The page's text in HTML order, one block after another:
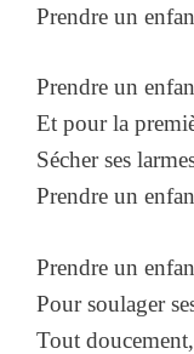
Prendre un
Prendre un
Et pour la
Sécher ses
Prendre un
Prendre un
Pour soulager
Tout